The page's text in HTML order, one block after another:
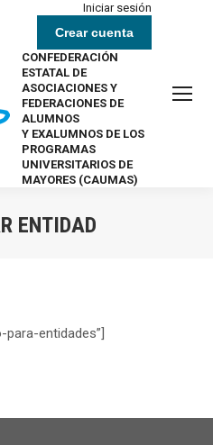
Iniciar sesión
Crear cuenta
CONFEDERACIÓN
ESTATAL DE
ASOCIACIONES Y
FEDERACIONES DE
ALUMNOS
Y EXALUMNOS DE LOS
PROGRAMAS
UNIVERSITARIOS DE
MAYORES (CAUMAS)
ENTIDAD
entidades”]